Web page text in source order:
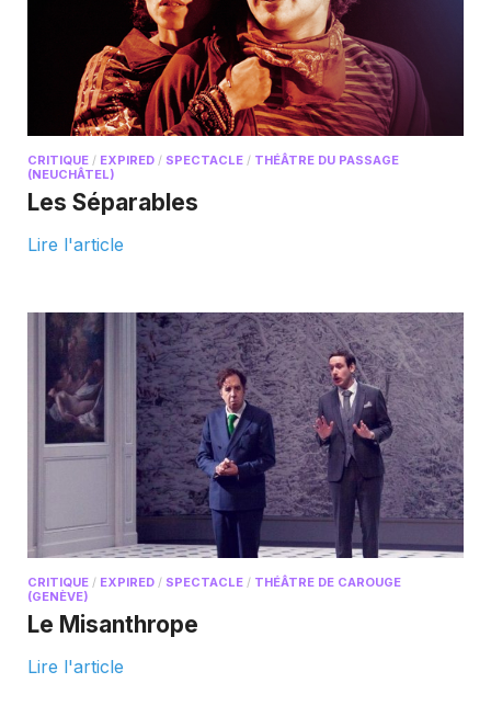
CRITIQUE / EXPIRED / SPECTACLE / THÉÂTRE DU PASSAGE
(NEUCHÂTEL)
Les Séparables
Lire l'article
CRITIQUE / EXPIRED / SPECTACLE / THÉÂTRE DE CAROUGE
(GENÈVE)
Le Misanthrope
Lire l'article